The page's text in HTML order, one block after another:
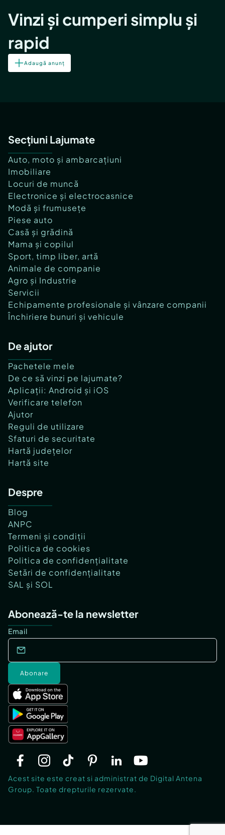
Vinzi și cumperi simplu și
rapid
Adaugă anunț
Secțiuni Lajumate
Auto, moto și ambarcațiuni
Imobiliare
Locuri de muncă
Electronice și electrocasnice
Modă și frumusețe
Piese auto
Casă și grădină
Mama și copilul
Sport, timp liber, artă
Animale de companie
Agro și Industrie
Servicii
Echipamente profesionale și vânzare companii
Închiriere bunuri și vehicule
De ajutor
Pachetele mele
De ce să vinzi pe lajumate?
Aplicații: Android și iOS
Verificare telefon
Ajutor
Reguli de utilizare
Sfaturi de securitate
Hartă județelor
Hartă site
Despre
Blog
ANPC
Termeni și condiții
Politica de cookies
Politica de confidențialitate
Setări de confidențialitate
SAL și SOL
Abonează-te la newsletter
Email
Abonare
Acest site este creat si administrat de Digital Antena
Group. Toate drepturile rezervate.